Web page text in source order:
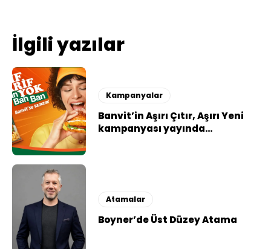
İlgili yazılar
Kampanyalar
Banvit’in Aşırı Çıtır, Aşırı Yeni
kampanyası yayında…
Atamalar
Boyner’de Üst Düzey Atama